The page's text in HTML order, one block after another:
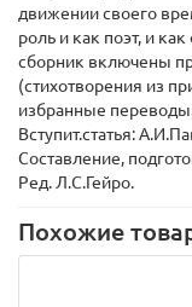
движении своего
роль и как поэт, и
сборник включены
(стихотворения из
избранные
Вступит.статья:
Составление,
Ред. Л.С.Гейро.
Похожие